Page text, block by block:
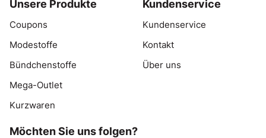
Unsere Produkte
Coupons
Modestoffe
Bündchenstoffe
Mega-Outlet
Kurzwaren
Kundenservice
Kundenservice
Kontakt
Über uns
Möchten Sie uns folgen?